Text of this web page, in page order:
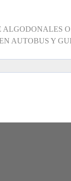
AUTOBUS Y